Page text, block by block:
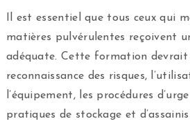
Il est essentiel que tous ceux qui
matières pulvérulentes reçoivent
adéquate. Cette formation devrait
reconnaissance des risques,
l’équipement, les procédures
pratiques de stockage et